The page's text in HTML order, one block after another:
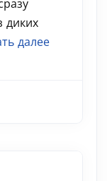
далее